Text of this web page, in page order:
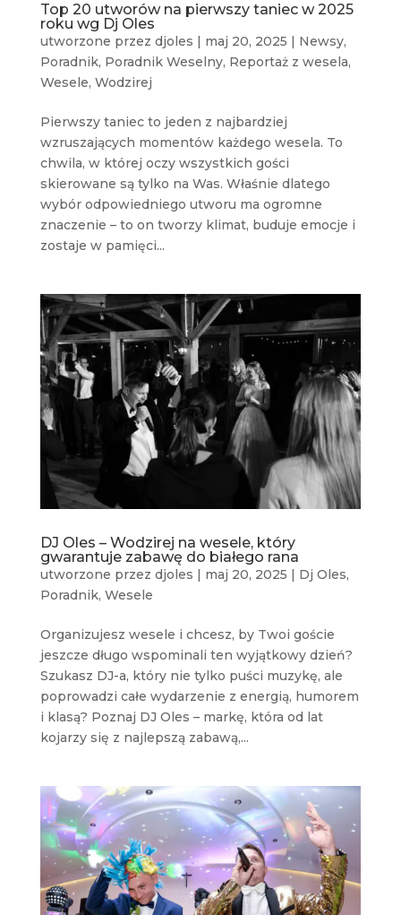
Top 20 utworów na pierwszy taniec w 2025
roku wg Dj Oles
utworzone przez djoles maj 20, 2025 Newsy,
Poradnik, Poradnik Weselny, Reportaż z wesela,
Wesele, Wodzirej
Pierwszy taniec to jeden z najbardziej
wzruszających momentów każdego wesela. To
chwila, w której oczy wszystkich gości
skierowane są tylko na Was. Właśnie dlatego
wybór odpowiedniego utworu ma ogromne
znaczenie – to on tworzy klimat, buduje emocje i
zostaje w pamięci...
DJ Oles – Wodzirej na wesele, który
gwarantuje zabawę do białego rana
utworzone przez djoles | maj 20, 2025 | Dj Oles,
Poradnik, Wesele
Organizujesz wesele i chcesz, by Twoi goście
jeszcze długo wspominali ten wyjątkowy dzień?
Szukasz DJ-a, który nie tylko puści muzykę, ale
poprowadzi całe wydarzenie z energią, humorem
i klasą? Poznaj DJ Oles – markę, która od lat
kojarzy się z najlepszą zabawą,...